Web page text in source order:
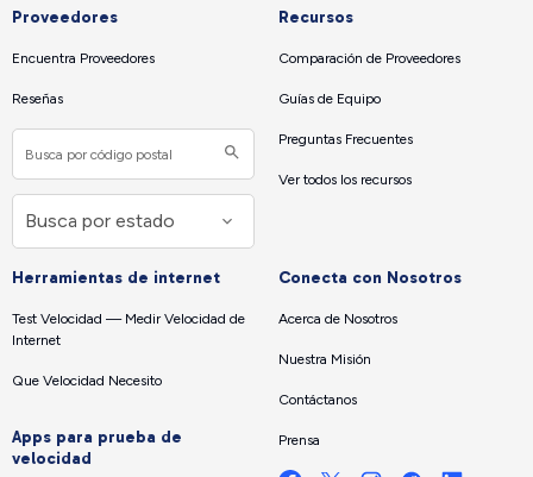
Proveedores
Encuentra Proveedores
Reseñas
Recursos
Comparación de Proveedores
Guías de Equipo
Preguntas Frecuentes
Ver todos los recursos
Herramientas de internet
Test Velocidad — Medir Velocidad de
Internet
Que Velocidad Necesito
Apps para prueba de
velocidad
Conecta con Nosotros
Acerca de Nosotros
Nuestra Misión
Contáctanos
Prensa